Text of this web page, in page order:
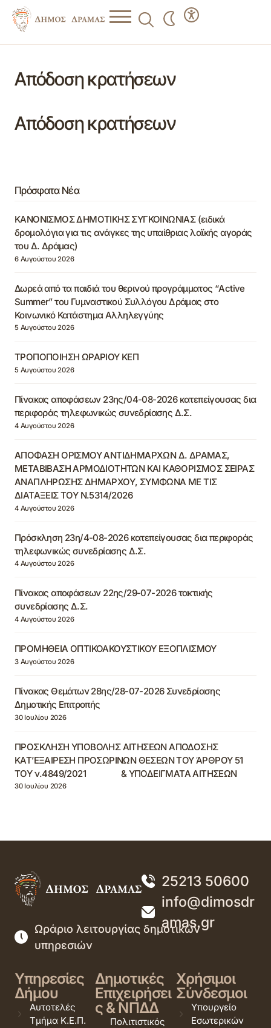
Απόδοση κρατήσεων
Απόδοση κρατήσεων
Πρόσφατα Νέα
ΚΑΝΟΝΙΣΜΟΣ ΔΗΜΟΤΙΚΗΣ ΣΥΓΚΟΙΝΩΝΙΑΣ (ειδικά
δρομολόγια για τις ανάγκες της υπαίθριας λαϊκής αγοράς
του Δ. Δράμας)
6 Αυγούστου 2026
Δωρεά από τα παιδιά του θερινού προγράμματος “Active
Summer” του Γυμναστικού Συλλόγου Δράμας στο
Κοινωνικό Κατάστημα Αλληλεγγύης
5 Αυγούστου 2026
ΤΡΟΠΟΠΟΙΗΣΗ ΩΡΑΡΙΟΥ ΚΕΠ
5 Αυγούστου 2026
Πίνακας αποφάσεων 23ης/04-08-2026 κατεπείγουσας δια
περιφοράς τηλεφωνικώς συνεδρίασης Δ.Σ.
4 Αυγούστου 2026
ΑΠΟΦΑΣΗ ΟΡΙΣΜΟΥ ΑΝΤΙΔΗΜΑΡΧΩΝ Δ. ΔΡΑΜΑΣ,
ΜΕΤΑΒΙΒΑΣΗ ΑΡΜΟΔΙΟΤΗΤΩΝ ΚΑΙ ΚΑΘΟΡΙΣΜΟΣ ΣΕΙΡΑΣ
ΑΝΑΠΛΗΡΩΣΗΣ ΔΗΜΑΡΧΟΥ, ΣΥΜΦΩΝΑ ΜΕ ΤΙΣ
ΔΙΑΤΑΞΕΙΣ ΤΟΥ Ν.5314/2026
4 Αυγούστου 2026
Πρόσκληση 23η/4-08-2026 κατεπείγουσας δια περιφοράς
τηλεφωνικώς συνεδρίασης Δ.Σ.
4 Αυγούστου 2026
Πίνακας αποφάσεων 22ης/29-07-2026 τακτικής
συνεδρίασης Δ.Σ.
4 Αυγούστου 2026
ΠΡΟΜΗΘΕΙΑ ΟΠΤΙΚΟΑΚΟΥΣΤΙΚΟΥ ΕΞΟΠΛΙΣΜΟΥ
3 Αυγούστου 2026
Πίνακας Θεμάτων 28ης/28-07-2026 Συνεδρίασης
Δημοτικής Επιτροπής
30 Ιουλίου 2026
ΠΡΟΣΚΛΗΣΗ ΥΠΟΒΟΛΗΣ ΑΙΤΗΣΕΩΝ ΑΠΟΔΟΣΗΣ
ΚΑΤ’ΕΞΑΙΡΕΣΗ ΠΡΟΣΩΡΙΝΩΝ ΘΕΣΕΩΝ ΤΟΥ ΆΡΘΡΟΥ 51
ΤΟΥ ν.4849/2021 & ΥΠΟΔΕΙΓΜΑΤΑ ΑΙΤΗΣΕΩΝ
30 Ιουλίου 2026
25213 50600
info@dimosdr
amas.gr
Ωράριο λειτουργίας δημοτικών
υπηρεσιών
Υπηρεσίες
Δήμου
Αυτοτελές
Τμήμα Κ.Ε.Π.
Δημοτικές
Επιχειρήσει
ς & ΝΠΔΔ
Πολιτιστικός
Χρήσιμοι
Σύνδεσμοι
Υπουργείο
Εσωτερικών